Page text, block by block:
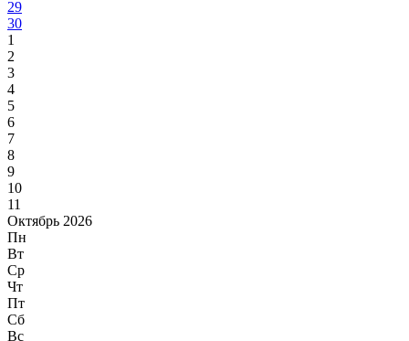
29
30
1
2
3
4
5
6
7
8
9
10
11
Октябрь 2026
Пн
Вт
Ср
Чт
Пт
Сб
Вс